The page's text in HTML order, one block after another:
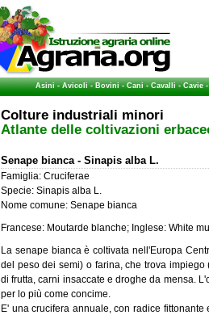
Asini-Avicoli-Bovini-Cani-Cavalli-Cavie
Colture industriali minori
Atlante delle coltivazioni
Senape bianca - Sinapis alba L.
Famiglia: Cruciferae
Specie: Sinapis alba L.
Nome comune: Senape bianca
Francese: Moutarde blanche; Inglese: White
La senape bianca è coltivata nell'Europa
del peso dei semi) o farina, che trova
di frutta, carni insaccate e droghe da mensa.
per lo più come concime.
E' una crucifera annuale, con radice